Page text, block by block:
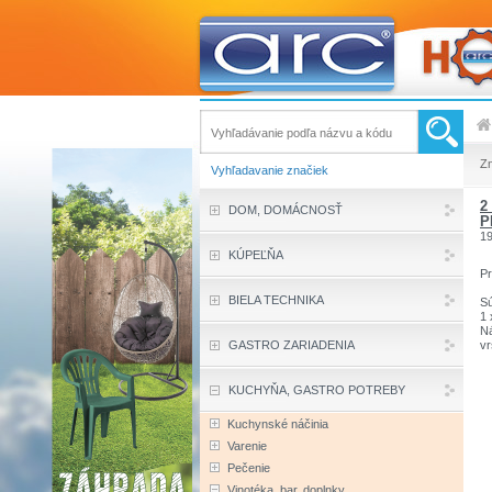
2
1
Vyhľadavanie značiek
DOM, DOMÁCNOSŤ
KÚPEĽŇA
BIELA TECHNIKA
GASTRO ZARIADENIA
KUCHYŇA, GASTRO POTREBY
Kuchynské náčinia
Varenie
Pečenie